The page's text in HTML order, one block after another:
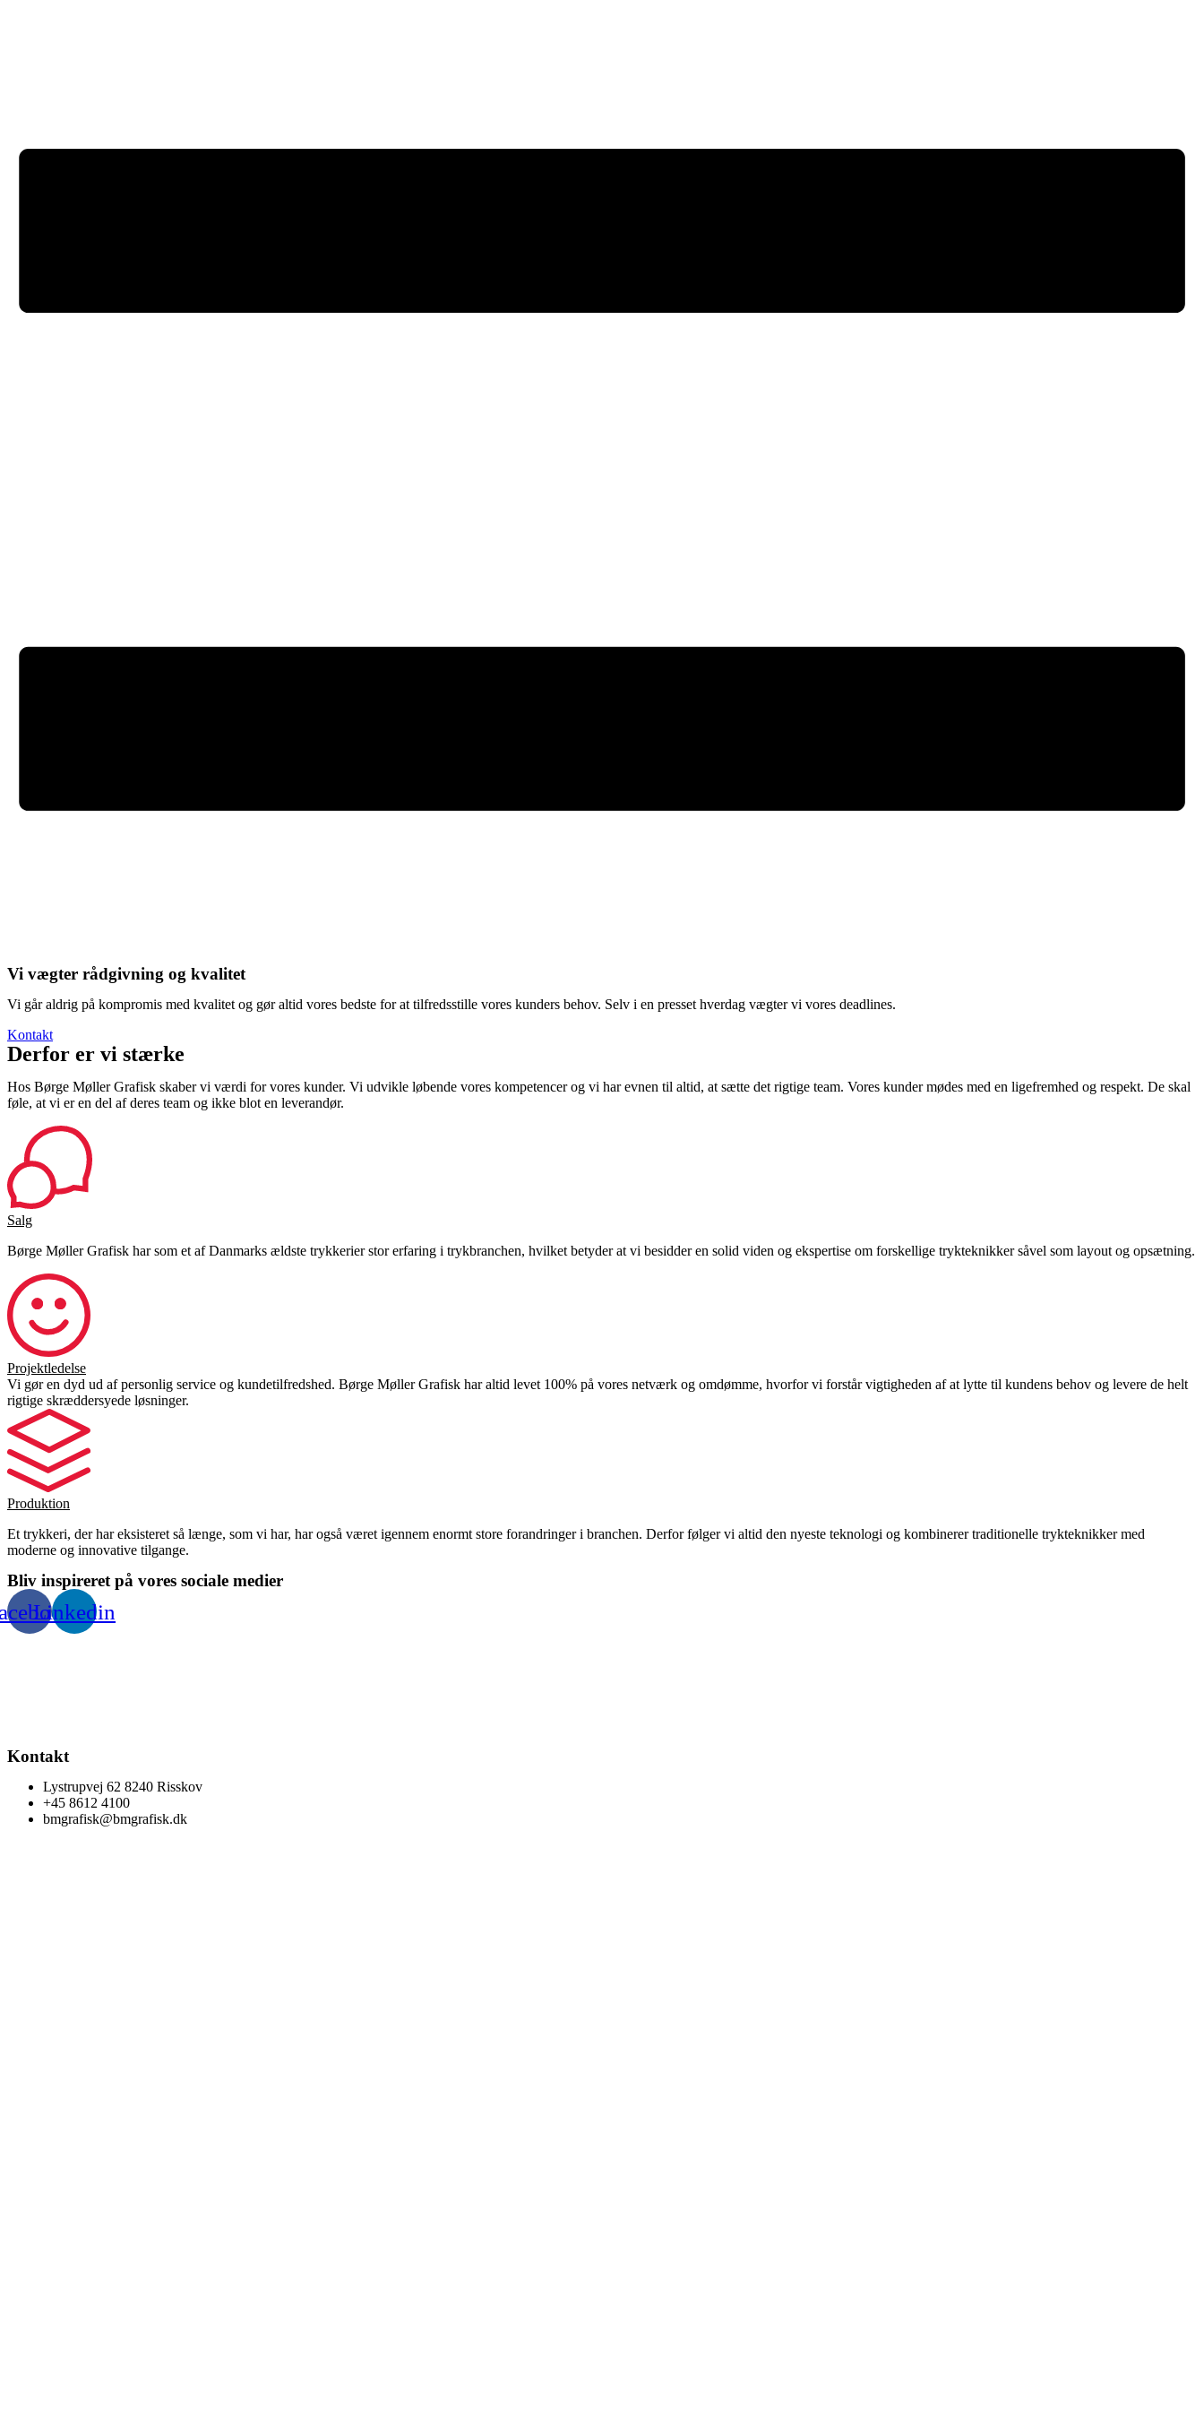
Vi vægter rådgivning og kvalitet
Vi går aldrig på kompromis med kvalitet og gør altid vores bedste for at tilfredsstille vores kunders behov. Selv i en presset hverdag vægter vi vores deadlines.
Kontakt
Derfor er vi stærke
Hos Børge Møller Grafisk skaber vi værdi for vores kunder. Vi udvikle løbende vores kompetencer og vi har evnen til altid, at sætte det rigtige team. Vores kunder mødes med en ligefremhed og respekt. De skal
føle, at vi er en del af deres team og ikke blot en leverandør.
Salg
Børge Møller Grafisk har som et af Danmarks ældste trykkerier stor erfaring i trykbranchen, hvilket betyder at vi besidder en solid viden og ekspertise om forskellige trykteknikker såvel som layout og opsætning.
Projektledelse
Vi gør en dyd ud af personlig service og kundetilfredshed. Børge Møller Grafisk har altid levet 100% på vores netværk og omdømme, hvorfor vi forstår vigtigheden af at lytte til kundens behov og levere de helt
rigtige skræddersyede løsninger.
Produktion
Et trykkeri, der har eksisteret så længe, som vi har, har også været igennem enormt store forandringer i branchen. Derfor følger vi altid den nyeste teknologi og kombinerer traditionelle trykteknikker med
moderne og innovative tilgange.
Bliv inspireret på vores sociale medier
Linkedin
Kontakt
Lystrupvej 62 8240 Risskov
+45 8612 4100
bmgrafisk@bmgrafisk.dk